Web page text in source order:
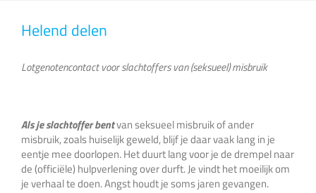
Helend delen
Lotgenotencontact voor slachtoffers van (seksueel) misbruik
Als je slachtoffer bentvan seksueel misbruik of ander
misbruik, zoals huiselijk geweld, blijf je daar vaak lang in je
eentje mee doorlopen. Het duurt lang voor je de drempel naar
de (officiële) hulpverlening over durft. Je vindt het moeilijk om
je verhaal te doen. Angst houdt je soms jaren gevangen.